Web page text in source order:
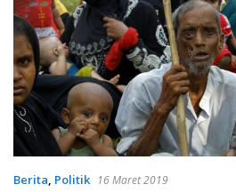
Berita, Politik 16 Maret 2019